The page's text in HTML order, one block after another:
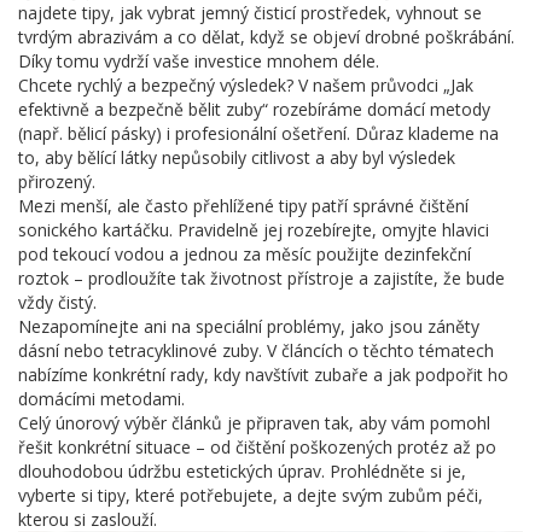
najdete tipy, jak vybrat jemný čisticí prostředek, vyhnout se
tvrdým abrazivám a co dělat, když se objeví drobné poškrábání.
Díky tomu vydrží vaše investice mnohem déle.
Chcete rychlý a bezpečný výsledek? V našem průvodci „Jak
efektivně a bezpečně bělit zuby“ rozebíráme domácí metody
(např. bělicí pásky) i profesionální ošetření. Důraz klademe na
to, aby bělící látky nepůsobily citlivost a aby byl výsledek
přirozený.
Mezi menší, ale často přehlížené tipy patří správné čištění
sonického kartáčku. Pravidelně jej rozebírejte, omyjte hlavici
pod tekoucí vodou a jednou za měsíc použijte dezinfekční
roztok – prodloužíte tak životnost přístroje a zajistíte, že bude
vždy čistý.
Nezapomínejte ani na speciální problémy, jako jsou záněty
dásní nebo tetracyklinové zuby. V článcích o těchto tématech
nabízíme konkrétní rady, kdy navštívit zubaře a jak podpořit ho
domácími metodami.
Celý únorový výběr článků je připraven tak, aby vám pomohl
řešit konkrétní situace – od čištění poškozených protéz až po
dlouhodobou údržbu estetických úprav. Prohlédněte si je,
vyberte si tipy, které potřebujete, a dejte svým zubům péči,
kterou si zaslouží.